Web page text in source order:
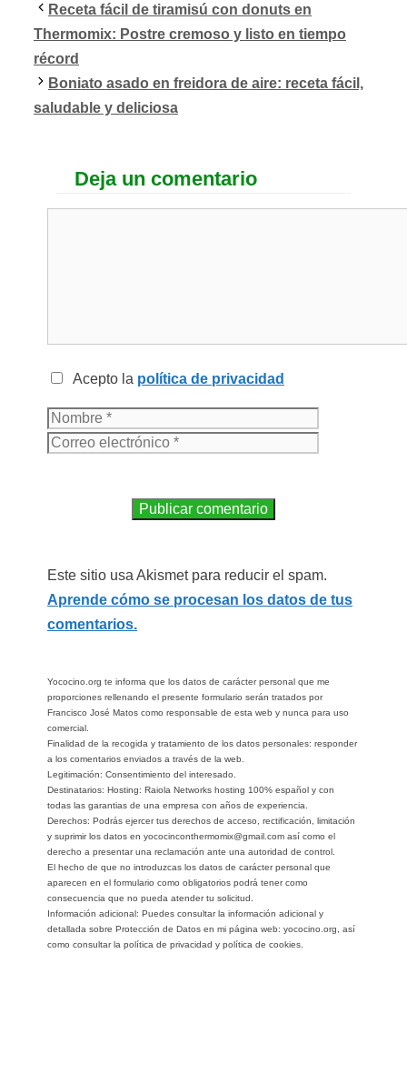
Receta fácil de tiramisú con donuts en
Thermomix: Postre cremoso y listo en tiempo
récord
Boniato asado en freidora de aire: receta fácil,
saludable y deliciosa
Deja un comentario
Acepto la política de privacidad
Este sitio usa Akismet para reducir el spam.
Aprende cómo se procesan los datos de tus
comentarios.
Yococino.org te informa que los datos de carácter personal que me
proporciones rellenando el presente formulario serán tratados por
Francisco José Matos como responsable de esta web y nunca para uso
comercial.
Finalidad de la recogida y tratamiento de los datos personales: responder
a los comentarios enviados a través de la web.
Legitimación: Consentimiento del interesado.
Destinatarios: Hosting: Raiola Networks hosting 100% español y con
todas las garantias de una empresa con años de experiencia.
Derechos: Podrás ejercer tus derechos de acceso, rectificación, limitación
y suprimir los datos en yococinconthermomix@gmail.com así como el
derecho a presentar una reclamación ante una autoridad de control.
El hecho de que no introduzcas los datos de carácter personal que
aparecen en el formulario como obligatorios podrá tener como
consecuencia que no pueda atender tu solicitud.
Información adicional: Puedes consultar la información adicional y
detallada sobre Protección de Datos en mi página web: yococino.org, así
como consultar la política de privacidad y política de cookies.